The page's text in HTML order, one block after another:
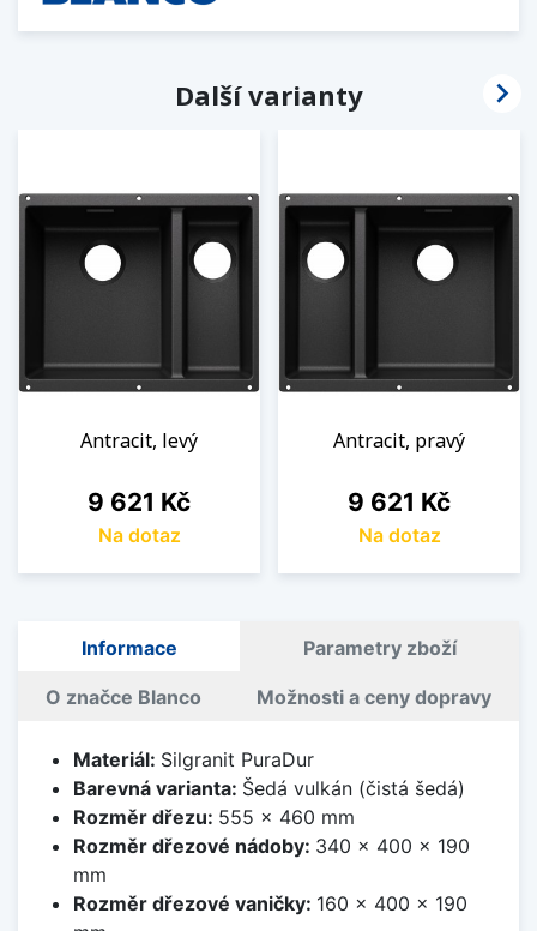
Další varianty
Antracit, levý
Cena
9 621 Kč
Na dotaz
Antracit, pravý
Cena
9 621 Kč
Na dotaz

Informace Parametry zboží
O značce Blanco Možnosti a ceny dopravy
Materiál: Silgranit PuraDur
Barevná varianta: Šedá vulkán (čistá šedá)
Rozměr dřezu: 555 x 460 mm
Rozměr dřezové nádoby: 340 x 400 x 190
mm
Rozměr dřezové vaničky: 160 x 400 x 190